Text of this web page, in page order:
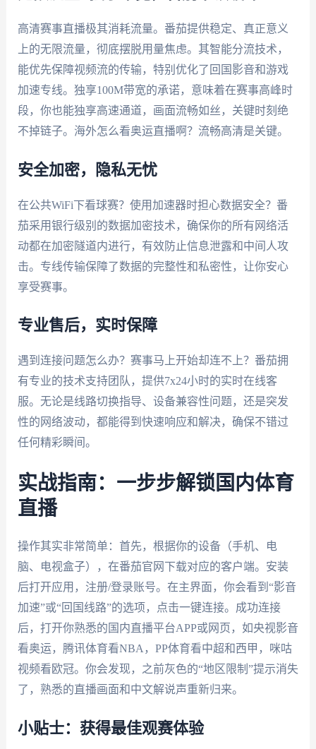
高清赛事直播极其消耗流量。番茄提供稳定、真正意义
上的无限流量，彻底摆脱用量焦虑。其智能分流技术，
能优先保障视频流的传输，特别优化了回国影音和游戏
加速专线。独享100M带宽的承诺，意味着在赛事高峰时
段，你也能独享高速通道，画面流畅如丝，关键时刻绝
不掉链子。海外怎么看奥运直播啊？流畅高清是关键。
安全加密，隐私无忧
在公共WiFi下看球赛？使用加速器时担心数据安全？番
茄采用银行级别的数据加密技术，确保你的所有网络活
动都在加密隧道内进行，有效防止信息泄露和中间人攻
击。专线传输保障了数据的完整性和私密性，让你安心
享受赛事。
专业售后，实时保障
遇到连接问题怎么办？赛事马上开始却连不上？番茄拥
有专业的技术支持团队，提供7x24小时的实时在线客
服。无论是线路切换指导、设备兼容性问题，还是突发
性的网络波动，都能得到快速响应和解决，确保不错过
任何精彩瞬间。
实战指南：一步步解锁国内体育
直播
操作其实非常简单：首先，根据你的设备（手机、电
脑、电视盒子），在番茄官网下载对应的客户端。安装
后打开应用，注册/登录账号。在主界面，你会看到“影音
加速”或“回国线路”的选项，点击一键连接。成功连接
后，打开你熟悉的国内直播平台APP或网页，如央视影音
看奥运，腾讯体育看NBA，PP体育看中超和西甲，咪咕
视频看欧冠。你会发现，之前灰色的“地区限制”提示消失
了，熟悉的直播画面和中文解说声重新归来。
小贴士：获得最佳观赛体验